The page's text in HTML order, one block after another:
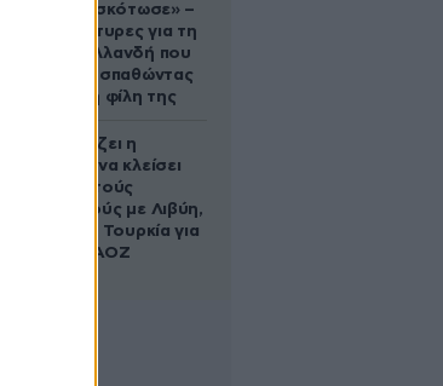
πανικός τη σκότωσε» –
Τι λένε μάρτυρες για τη
42χρονη Ολλανδή που
πνίγηκε προσπαθώντας
να σώσει τη φίλη της
Πώς σχεδιάζει η
κυβέρνηση να κλείσει
τους ανοιχτούς
λογαριασμούς με Λιβύη,
Αλβανία και Τουρκία για
τη χάραξη ΑΟΖ